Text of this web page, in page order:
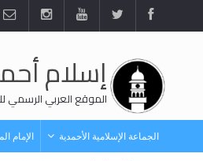
إسلام
الموقع العربي الرسمي
الجماعة الإسلامية الأحمدية الإمام